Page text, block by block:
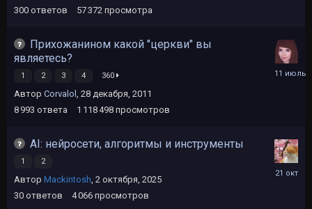
300 ответов 57 372 просмотра
Прихожанином какой "церкви" вы
являетесь?
1 2 3 4 360
Автор Corvalol , 28 декабря, 2011
8 993 ответа 1 118 498 просмотров
11
AI: нейросети, алгоритмы и инструменты
1 2
Автор Mackintosh, 2 октября, 2025
30 ответов 4 066 просмотров
21